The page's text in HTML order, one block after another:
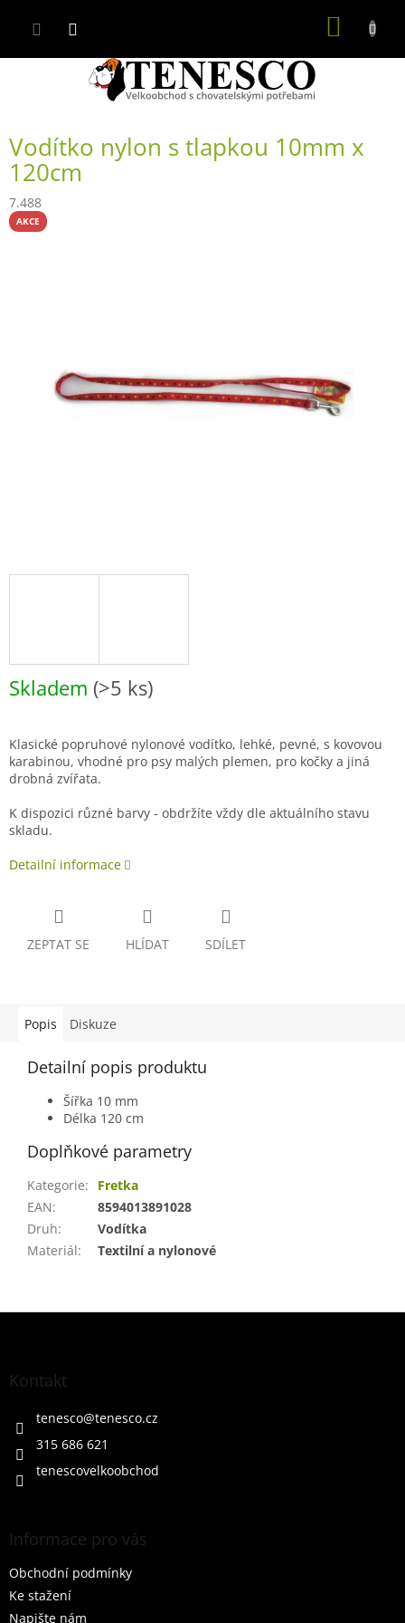
Vodítko nylon s tlapkou 10mm x
120cm
7.488
AKCE
Skladem (>5 ks)
Klasické popruhové nylonové vodítko, lehké, pevné, s kovovou
karabinou, vhodné pro psy malých plemen, pro kočky a jiná
drobná zvířata.
K dispozici různé barvy - obdržíte vždy dle aktuálního stavu
skladu.
Detailní informace
ZEPTAT SE HLÍDAT SDÍLET
Popis Diskuze
Detailní popis produktu
Šířka 10 mm
Délka 120 cm
Doplňkové parametry
Kategorie:
Fretka
EAN:
8594013891028
Druh:
Vodítka
Materiál: Textilní a nylonové
Z
Kontakt
tenesco@tenesco.cz
315 686 621
tenescovelkoobchod
Informace pro vás
Obchodní podmínky
Ke stažení
Napište nám